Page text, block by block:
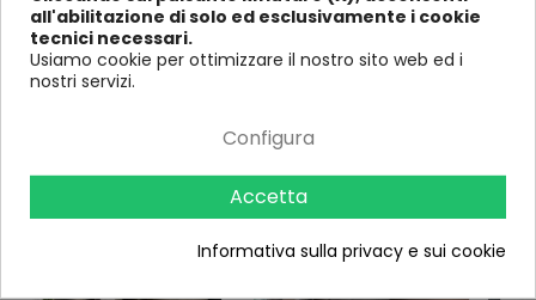
(in cm)
all'abilitazione di solo ed esclusivamente i cookie
tecnici necessari.
Usiamo cookie per ottimizzare il nostro sito web ed i
nostri servizi.
Configura
Accetta
Informativa sulla privacy e sui cookie